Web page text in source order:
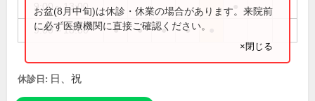
9:00～13:00
9:00～18:00 ● ● ● ●
お盆(8月中旬)は休診・休業の場合があります。来院前
に必ず医療機関に直接ご確認ください。
×閉じる
休診日: 日、祝